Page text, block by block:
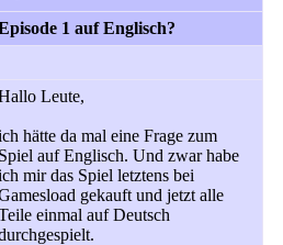
1 auf Englisch?
Leute,
hätte da mal eine Frage zum
Spiel auf Englisch. Und zwar habe
mir das Spiel letztens bei
gekauft und jetzt alle
einmal auf Deutsch